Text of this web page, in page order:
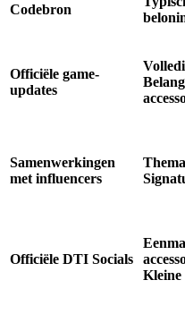
Codebron
Officiële game-
updates
Samenwerkingen
met influencers
Officiële DTI Socials
Kleine